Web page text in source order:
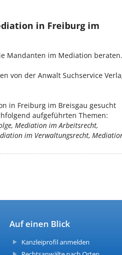
in Freiburg im
Mandanten im Mediation beraten.
von der Anwalt Suchservice
in Freiburg im Breisgau gesucht
aufgeführten Themen:
Mediation im Arbeitsrecht,
im Verwaltungsrecht,
Auf einen Blick
Kanzleiprofil anmelden